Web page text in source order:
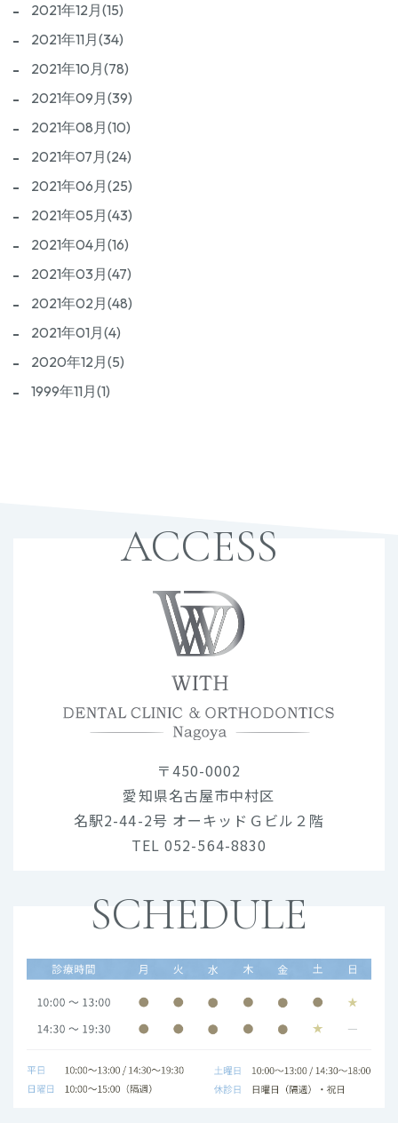
2021年12月(15)
2021年11月(34)
2021年10月(78)
2021年09月(39)
2021年08月(10)
2021年07月(24)
2021年06月(25)
2021年05月(43)
2021年04月(16)
2021年03月(47)
2021年02月(48)
2021年01月(4)
2020年12月(5)
1999年11月(1)
ACCESS
〒450-0002
愛知県名古屋市中村区
名駅2-44-2号 オーキッドＧビル２階
TEL 052-564-8830
SCHEDULE